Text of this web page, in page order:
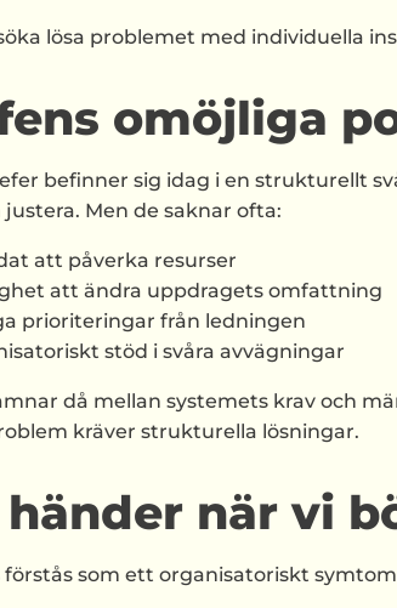
lösa problemet med individuella
omöjliga
befinner sig idag i en strukturellt
Men de saknar ofta:
att påverka resurser
att ändra uppdragets omfattning
prioriteringar från ledningen
stöd i svåra avvägningar
då mellan systemets krav och
kräver strukturella lösningar.
när vi
förstås som ett organisatoriskt